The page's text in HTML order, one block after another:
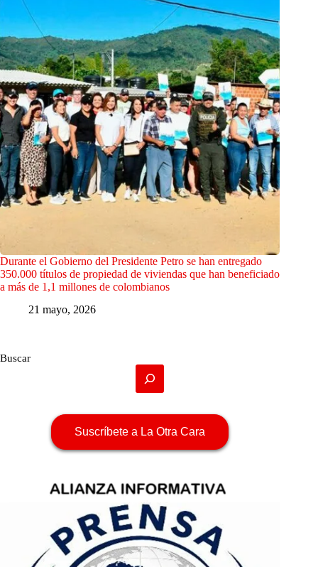
Durante el Gobierno del Presidente Petro se han entregado
350.000 títulos de propiedad de viviendas que han beneficiado
a más de 1,1 millones de colombianos
21 mayo, 2026
Buscar
Suscríbete a La Otra Cara